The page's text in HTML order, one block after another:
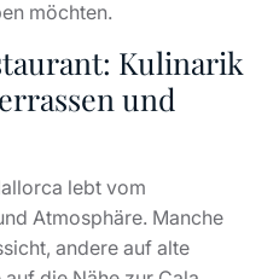
die Nähe zur Cala.
Saison Priorität.
das Ca Ses
des früheren Es Racó
betont die
und die Serra de
Konzept unter
Eigentümer.